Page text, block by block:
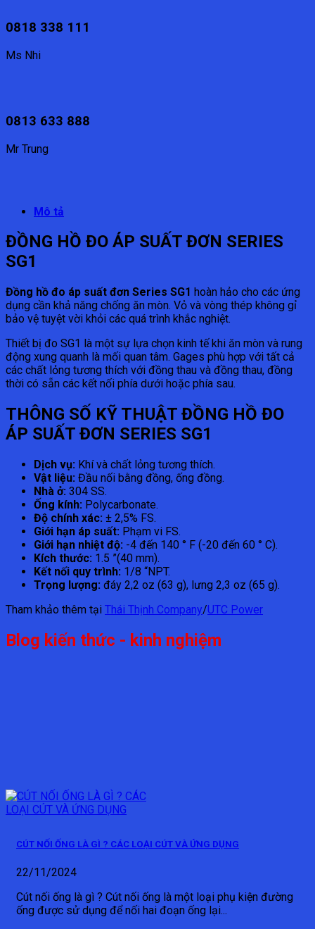
0818 338 111
Ms Nhi
0813 633 888
Mr Trung
Mô tả
ĐỒNG HỒ ĐO ÁP SUẤT ĐƠN SERIES
SG1
Đồng hồ đo áp suất đơn Series SG1 hoàn hảo cho các ứng
dụng cần khả năng chống ăn mòn. Vỏ và vòng thép không gỉ
bảo vệ tuyệt vời khỏi các quá trình khắc nghiệt.
Thiết bị đo SG1 là một sự lựa chọn kinh tế khi ăn mòn và rung
động xung quanh là mối quan tâm. Gages phù hợp với tất cả
các chất lỏng tương thích với đồng thau và đồng thau, đồng
thời có sẵn các kết nối phía dưới hoặc phía sau.
THÔNG SỐ KỸ THUẬT ĐỒNG HỒ ĐO
ÁP SUẤT ĐƠN SERIES SG1
Dịch vụ: Khí và chất lỏng tương thích.
Vật liệu: Đầu nối bằng đồng, ống đồng.
Nhà ở: 304 SS.
Ống kính: Polycarbonate.
Độ chính xác: ± 2,5% FS.
Giới hạn áp suất: Phạm vi FS.
Giới hạn nhiệt độ: -4 đến 140 ° F (-20 đến 60 ° C).
Kích thước: 1.5 ”(40 mm).
Kết nối quy trình: 1/8 “NPT.
Trọng lượng: đáy 2,2 oz (63 g), lưng 2,3 oz (65 g).
Tham khảo thêm tại Thái Thịnh Company/UTC Power
Blog kiến thức - kinh nghiệm
CÚT NỐI ỐNG LÀ GÌ ? CÁC LOẠI CÚT VÀ ỨNG DỤNG
22/11/2024
Cút nối ống là gì ? Cút nối ống là một loại phụ kiện đường
ống được sử dụng để nối hai đoạn ống lại...